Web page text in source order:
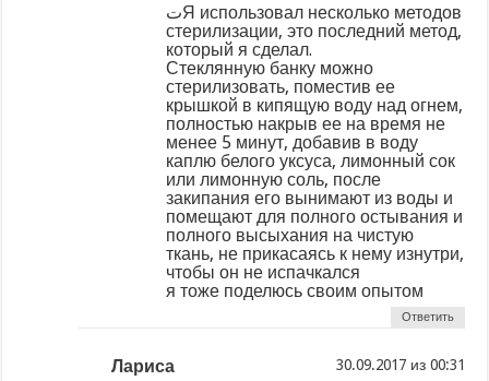
تЯ использовал несколько методов
стерилизации, это последний метод,
который я сделал.
Стеклянную банку можно
стерилизовать, поместив ее
крышкой в ​​кипящую воду над огнем,
полностью накрыв ее на время не
менее 5 минут, добавив в воду
каплю белого уксуса, лимонный сок
или лимонную соль, после
закипания его вынимают из воды и
помещают для полного остывания и
полного высыхания на чистую
ткань, не прикасаясь к нему изнутри,
чтобы он не испачкался
я тоже поделюсь своим опытом
Ответить
Лариса из